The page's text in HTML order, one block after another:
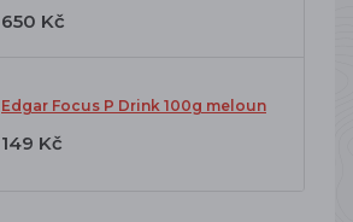
650 Kč
Edgar Focus P Drink 100g meloun
149 Kč